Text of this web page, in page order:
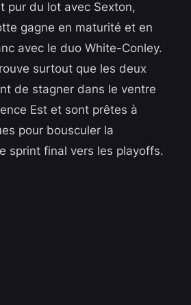
pur du lot avec Sexton,
gagne en maturité et en
avec le duo White-Conley.
surtout que les deux
de stagner dans le ventre
Est et sont prêtes à
pour bousculer la
sprint final vers les playoffs.